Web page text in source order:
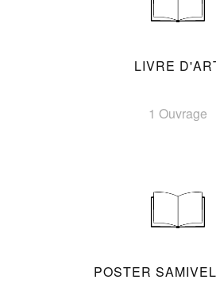
LIVRE
1 Ouvrage
POSTER